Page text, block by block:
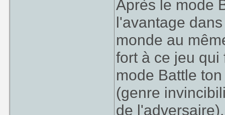
Après le mode
l'avantage
monde au
fort à ce jeu
mode Battle
(genre
de